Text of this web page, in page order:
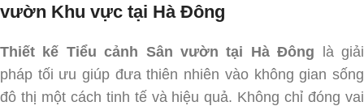
vườn Khu vực tại Hà Đông
Thiết kế Tiểu cảnh Sân vườn tại Hà Đông là giải
pháp tối ưu giúp đưa thiên nhiên vào không gian sống
đô thị một cách tinh tế và hiệu quả. Không chỉ đóng vai